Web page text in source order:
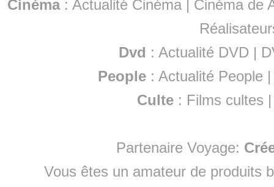
Cinéma: Actualité Cinéma | Cinéma de
Dvd : Actualité DVD |
People :Actualité People
Culte : Films cultes
Partenaire Voyage:
Vous êtes un amateur de produits